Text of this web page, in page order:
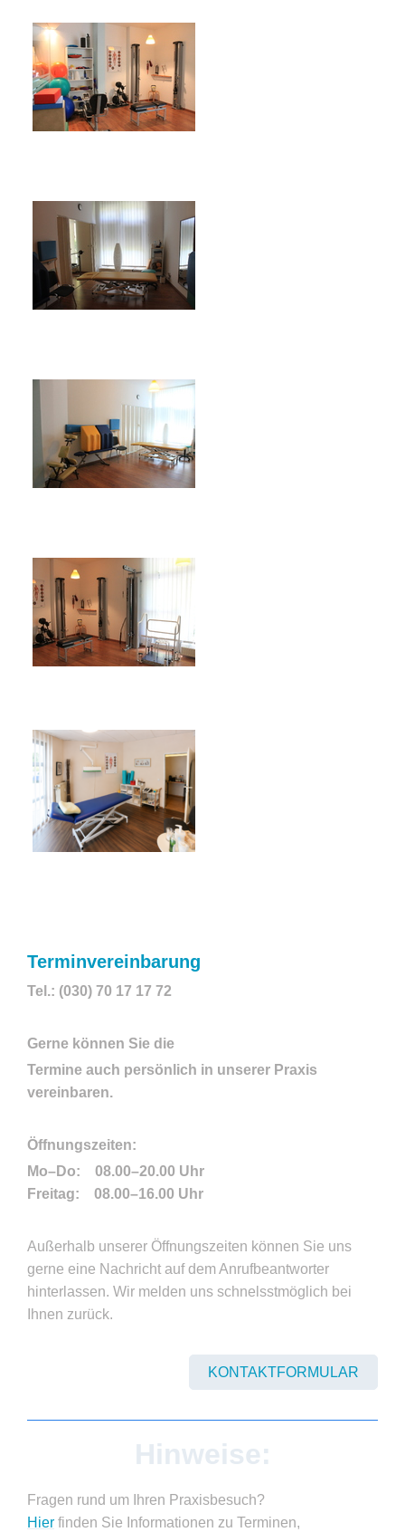
Terminvereinbarung
Tel.: (030) 70 17 17 72
Gerne können Sie die
Termine auch persönlich in unserer Praxis
vereinbaren.
Öffnungszeiten:
Mo–Do: 08.00–20.00 Uhr
Freitag: 08.00–16.00 Uhr
Außerhalb unserer Öffnungszeiten können Sie uns
gerne eine Nachricht auf dem Anrufbeantworter
hinterlassen. Wir melden uns schnelsstmöglich bei
Ihnen zurück.
KONTAKTFORMULAR
Hinweise:
Fragen rund um Ihren Praxisbesuch?
Hier finden Sie Informationen zu Terminen,